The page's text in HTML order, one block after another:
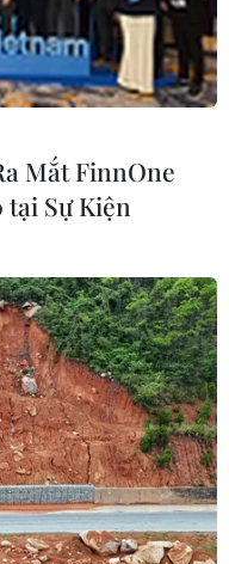
nhạc.
hát sông quê’
Mắt FinnOne
Sự Kiện